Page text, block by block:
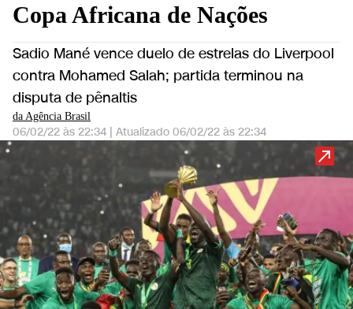
Copa Africana de Nações
Sadio Mané vence duelo de estrelas do Liverpool
contra Mohamed Salah; partida terminou na
disputa de pênaltis
da Agência Brasil
06/02/22 às 22:34 | Atualizado 06/02/22 às 22:34